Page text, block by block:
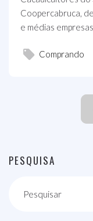
Coopercabruca,
e médias
Comprando
PESQUISA
Pesquisar